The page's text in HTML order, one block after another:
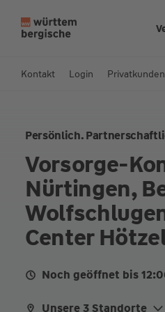
InKontakt Login Privatkunden
Persönlich.
Vorsorge-
Nürtingen,
Center
Noch geöffnet bis
Mo.
08:00 - 12:00
Unsere 3 Standorte